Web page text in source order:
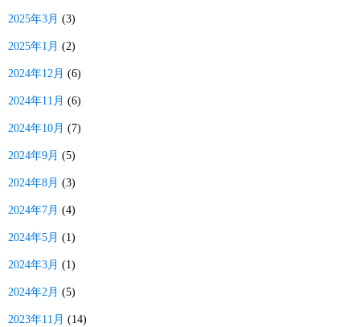
2025年3月 (3)
2025年1月 (2)
2024年12月 (6)
2024年11月 (6)
2024年10月 (7)
2024年9月 (5)
2024年8月 (3)
2024年7月 (4)
2024年5月 (1)
2024年3月 (1)
2024年2月 (5)
2023年11月 (14)